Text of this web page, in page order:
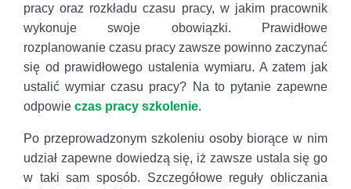
pracy oraz rozkładu czasu pracy, w jakim pracownik
wykonuje swoje obowiązki. Prawidłowe
rozplanowanie czasu pracy zawsze powinno zaczynać
się od prawidłowego ustalenia wymiaru. A zatem jak
ustalić wymiar czasu pracy? Na to pytanie zapewne
odpowie czas pracy szkolenie.
Po przeprowadzonym szkoleniu osoby biorące w nim
udział zapewne dowiedzą się, iż zawsze ustala się go
w taki sam sposób. Szczegółowe reguły obliczania